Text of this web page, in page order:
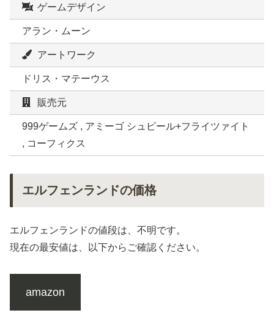
ゲームデザイン
アラン・ムーン
アートワーク
ドリス・マテーウス
販売元
999ゲームズ , アミーゴ シュピール+フライツァイト
, コーフィクス
エルフェンランドの価格
エルフェンランドの値段は、不明です。
現在の最安値は、以下からご確認ください。
amazon